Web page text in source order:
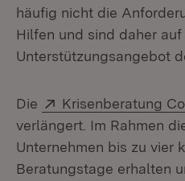
häufig nicht die
Hilfen und sind daher auf
Unterstützungsangebot
Die Extern:
Krisenberatung
verlängert. Im Rahmen
Unternehmen bis zu vier
Beratungstage erhalten